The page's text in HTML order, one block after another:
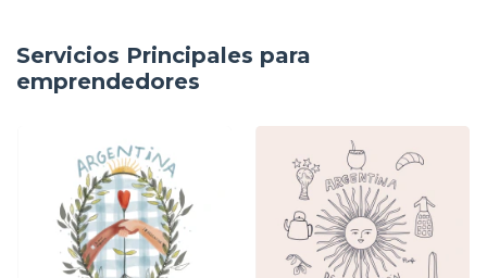
Servicios Principales para
emprendedores